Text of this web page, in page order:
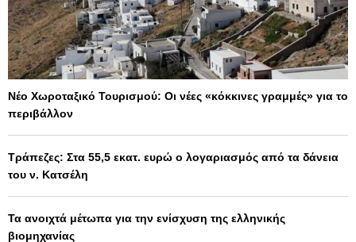
Νέο Χωροταξικό Τουρισμού: Οι νέες «κόκκινες γραμμές» για το
περιβάλλον
Τράπεζες: Στα 55,5 εκατ. ευρώ ο λογαριασμός από τα δάνεια
του ν. Κατσέλη
Τα ανοιχτά μέτωπα για την ενίσχυση της ελληνικής
βιομηχανίας